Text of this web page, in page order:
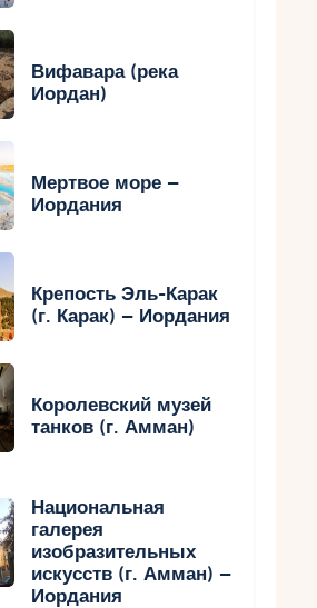
Вифавара (река
Иордан)
Мертвое море –
Иордания
Крепость Эль-Карак
(г. Карак) – Иордания
Королевский музей
танков (г. Амман)
Национальная
галерея
изобразительных
искусств (г. Амман) –
Иордания